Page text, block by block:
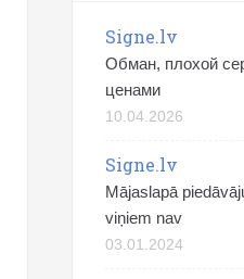
Signe.lv
Обман, плохой
ценами
10.04.2026
Signe.lv
Mājaslapā
viņiem nav
03.01.2024